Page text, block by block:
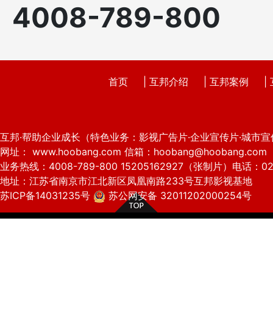
4008-789-800
首页 互邦介绍 互邦案例
互邦·帮助企业成长（特色业务：影视广告片·企业宣传片·城市
网址： www.hoobang.com 信箱：hoobang@hoobang.com
业务热线：4008-789-800 15205162927（张制片）电话：
地址：江苏省南京市江北新区凤凰南路233号互邦影视基地
苏ICP备14031235号
苏公网安备 32011202000254号